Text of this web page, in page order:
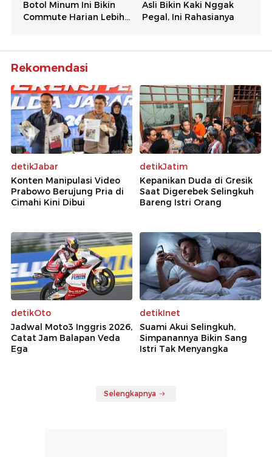
Rekomendasi
detikJabar
Konten Manipulasi Video
Prabowo Berujung Pria di
Cimahi Kini Dibui
detikJatim
Kepanikan Duda di Gresik
Saat Digerebek Selingkuh
Bareng Istri Orang
detikOto
Jadwal Moto3 Inggris 2026,
Catat Jam Balapan Veda
Ega
detikInet
Suami Akui Selingkuh,
Simpanannya Bikin Sang
Istri Tak Menyangka
Selengkapnya